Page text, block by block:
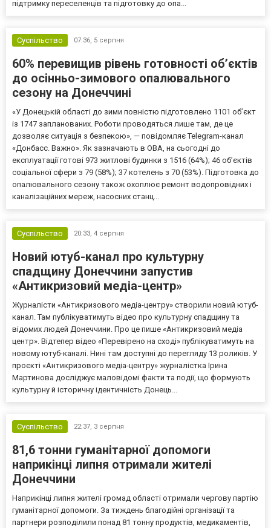
підтримку переселенців та підготовку до опа...
Суспільство 07:36, 5 серпня
60% перевищив рівень готовності об’єктів
до осінньо-зимового опалювального
сезону на Донеччині
«У Донецькій області до зими повністю підготовлено 1101 об’єкт
із 1747 запланованих. Роботи проводяться лише там, де це
дозволяє ситуація з безпекою», — повідомляє Telegram-канал
«Донбасс. Важно». Як зазначають в ОВА, на сьогодні до
експлуатації готові 973 житлові будинки з 1516 (64%); 46 об’єктів
соціальної сфери з 79 (58%); 37 котелень з 70 (53%). Підготовка до
опалювального сезону також охоплює ремонт водопровідних і
каналізаційних мереж, насосних станц...
Суспільство 20:33, 4 серпня
Новий ютуб-канал про культурну
спадщину Донеччини запустив
«Антикризовий медіа-центр»
Журналісти «Антикризового медіа-центру» створили новий ютуб-
канал. Там публікуватимуть відео про культурну спадщину та
відомих людей Донеччини. Про це пише «Антикризовий медіа
центр». Відтепер відео «Перевірено на сході» публікуватимуть на
новому ютуб-каналі. Нині там доступні до перегляду 13 роликів. У
проєкті «Антикризового медіа-центру» журналістка Ірина
Мартинова досліджує маловідомі факти та події, що формують
культурну й історичну ідентичність Донець...
Суспільство 22:37, 3 серпня
81,6 тонни гуманітарної допомоги
наприкінці липня отримали жителі
Донеччини
Наприкінці липня жителі громад області отримали чергову партію
гуманітарної допомоги. За тиждень благодійні організації та
партнери розподілили понад 81 тонну продуктів, медикаментів,